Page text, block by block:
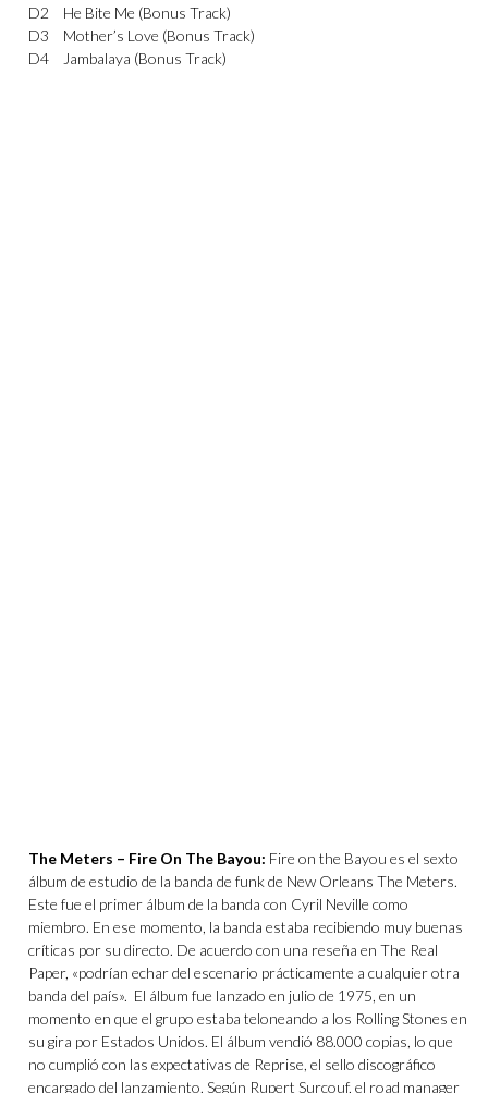
D2
He Bite Me (Bonus Track)
D3
Mother’s Love (Bonus Track)
D4
Jambalaya (Bonus Track)
The Meters ‎– Fire On The Bayou: Fire on the Bayou es el sexto
álbum de estudio de la banda de funk de New Orleans The Meters.
Este fue el primer álbum de la banda con Cyril Neville como
miembro. En ese momento, la banda estaba recibiendo muy buenas
críticas por su directo. De acuerdo con una reseña en The Real
Paper, «podrían echar del escenario prácticamente a cualquier otra
banda del país». El álbum fue lanzado en julio de 1975, en un
momento en que el grupo estaba teloneando a los Rolling Stones en
su gira por Estados Unidos. El álbum vendió 88.000 copias, lo que
no cumplió con las expectativas de Reprise, el sello discográfico
encargado del lanzamiento. Según Rupert Surcouf, el road manager